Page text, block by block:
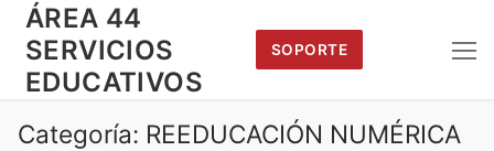
Saltar
contenido
ÁREA 44
SERVICIOS
EDUCATIVOS
SOPORTE
Categoría: REEDUCACIÓN NUMÉRICA